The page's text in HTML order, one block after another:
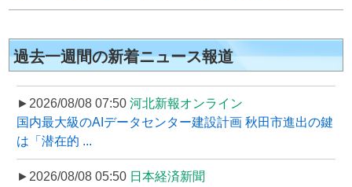
過去一週間の新着ニュース報道
►2026/08/08 07:50 河北新報オンライン
国内最大級のAIデータセンター建設計画 秋田市進出の鍵
は「潜在的 ...
►2026/08/08 05:50 日本経済新聞